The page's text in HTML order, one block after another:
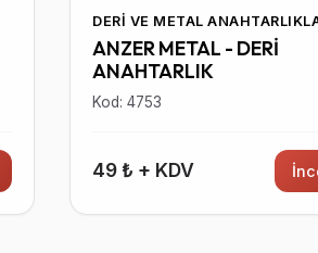
DERI VE METAL
ANZER METAL - DERİ
ANAHTARLIK
Kod: 4753
49 ₺ + KDV